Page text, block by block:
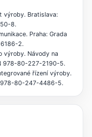
výroby. Bratislava:
8.
Praha: Grada
2.
výroby. Návody na
978-80-227-2190-5.
řízení výroby.
978-80-247-4486-5.